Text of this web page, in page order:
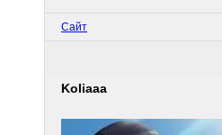
Сайт
Koliaaa